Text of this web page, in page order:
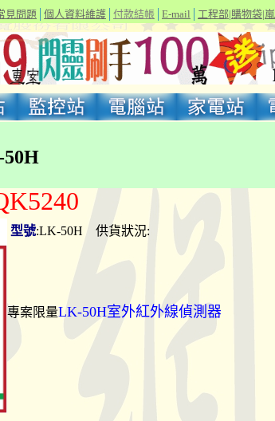
見問題 個人資料維護 付款結帳 E-mail 工程部|購物袋|
型號:LK-50H 供貨狀況:
專案限量LK-50H室外紅外線偵測器